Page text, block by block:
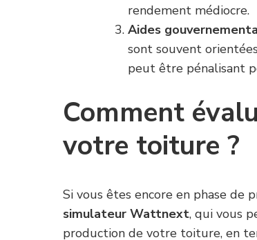
rendement médiocre.
Aides
sont souvent
peut être pénalisant
Comment
votre toiture ?
Si vous êtes encore en phase de
simulateur Wattnext, qui vous
production de votre toiture, en